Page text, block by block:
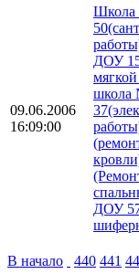
09.06.2006
16:09:00
ДОУ
школа
ДОУ
В начало 440 441